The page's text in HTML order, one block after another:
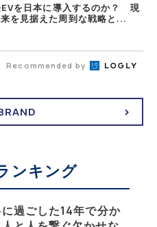
を日本に導入するのか？ 現
を見据えた周到な戦略と...
Recommended by
ンキング
過ごした14年で分か